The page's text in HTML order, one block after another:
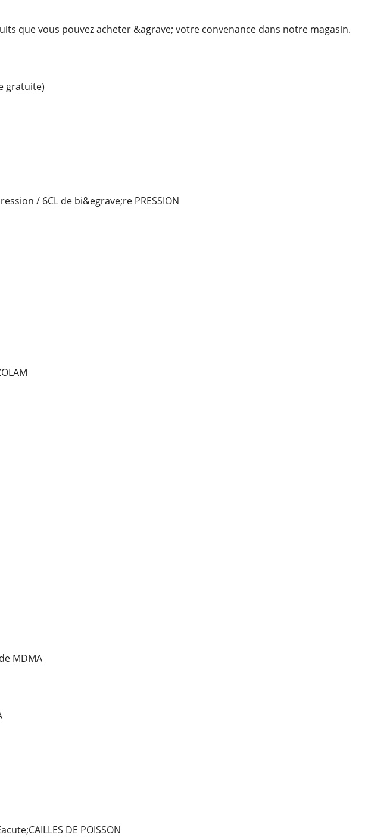
que vous pouvez acheter &agrave; votre convenance dans notre magasin.
gratuite)
/ 6CL de bi&egrave;re PRESSION
MDMA
DE POISSON